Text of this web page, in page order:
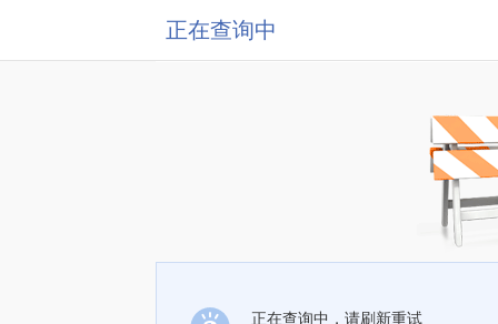
正在查询中
正在查询中，请刷新重试